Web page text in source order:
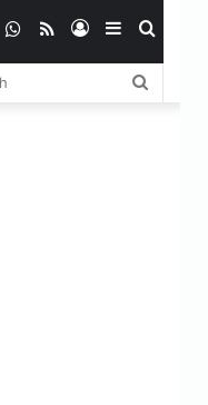
Sidebar
Anmelden
RSS
WhatsApp
TikTok